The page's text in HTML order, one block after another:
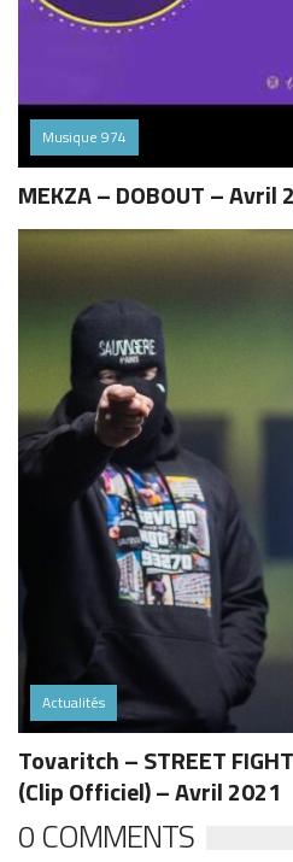
Musique 974
MEKZA – DOBOUT – Avril
Actualités
Tovaritch – STREET
(Clip Officiel) – Avril 2021
0 COMMENTS